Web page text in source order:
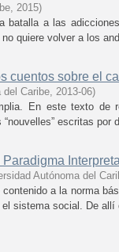
, 2015)
batalla a las
quiere volver a los
cuentos sobre el
del Caribe, 2013-06)
En este texto de
escritas por
Autónoma del
a la norma
sistema social. De